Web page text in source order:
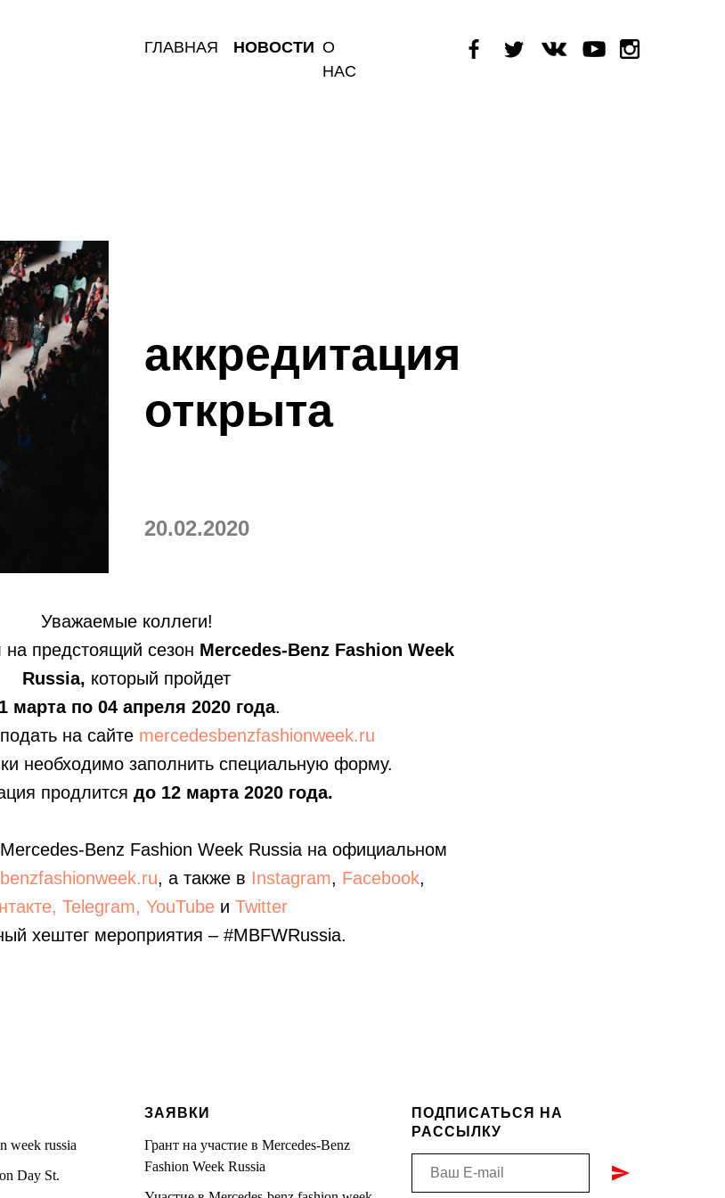
ГЛАВНАЯ НОВОСТИ О
НАС
аккредитация
открыта
20.02.2020
Уважаемые коллеги!
на предстоящий сезон Mercedes-Benz Fashion Week
Russia, который пройдет
марта по 04 апреля 2020 года.
на сайте mercedesbenzfashionweek.ru
необходимо заполнить специальную форму.
продлится до 12 марта 2020 года.
Benz Fashion Week Russia на официальном
, а также в Instagram, Facebook,
Telegram, YouTubeи Twitter
хештег мероприятия – #MBFWRussia.
week russia
Day St.
ЗАЯВКИ
Грант на участие в Mercedes-Benz
Fashion Week Russia
ПОДПИСАТЬСЯ НА
РАССЫЛКУ